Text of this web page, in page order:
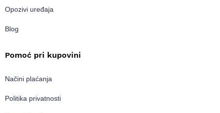
Opozivi uređaja
Blog
Pomoć pri kupovini
Načini plaćanja
Politika privatnosti